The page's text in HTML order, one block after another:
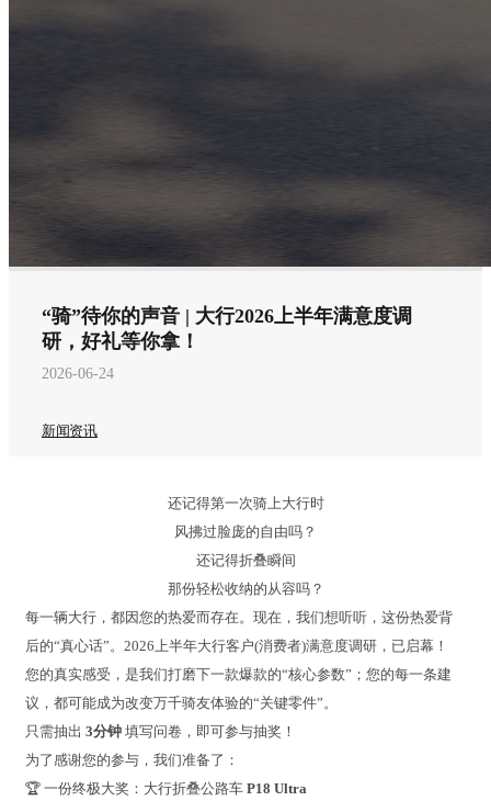
“骑”待你的声音 | 大行2026上半年满意度调
研，好礼等你拿！
2026-06-24
新闻资讯
还记得第一次骑上大行时
风拂过脸庞的自由吗？
还记得折叠瞬间
那份轻松收纳的从容吗？
每一辆大行，都因您的热爱而存在。现在，我们想听听，这份热爱背
后的“真心话”。2026上半年大行客户(消费者)满意度调研，已启幕！
您的真实感受，是我们打磨下一款爆款的“核心参数”；您的每一条建
议，都可能成为改变万千骑友体验的“关键零件”。
只需抽出 3分钟 填写问卷，即可参与抽奖！
为了感谢您的参与，我们准备了：
🏆 一份终极大奖：大行折叠公路车 P18 Ultra